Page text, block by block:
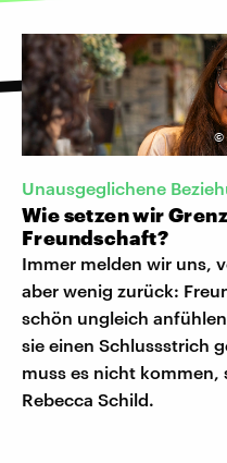
©
Unausgeglichene
Wie setzen wir
Freundschaft?
Immer melden wir uns,
aber wenig zurück:
schön ungleich
sie einen Schlussstrich
muss es nicht kommen,
Rebecca Schild.